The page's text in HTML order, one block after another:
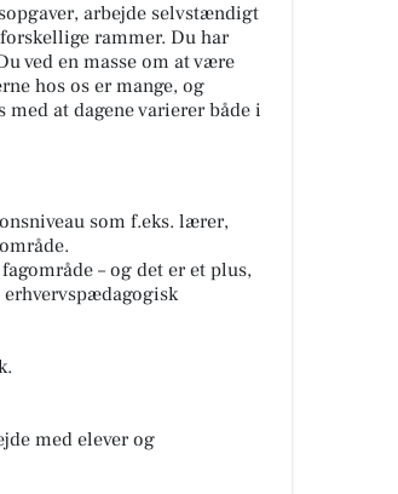
arbejde selvstændigt
rammer. Du har
ved en masse om at være
hos os er mange, og
at dagene varierer både i
som f.eks. lærer,
– og det er et plus,
med elever og